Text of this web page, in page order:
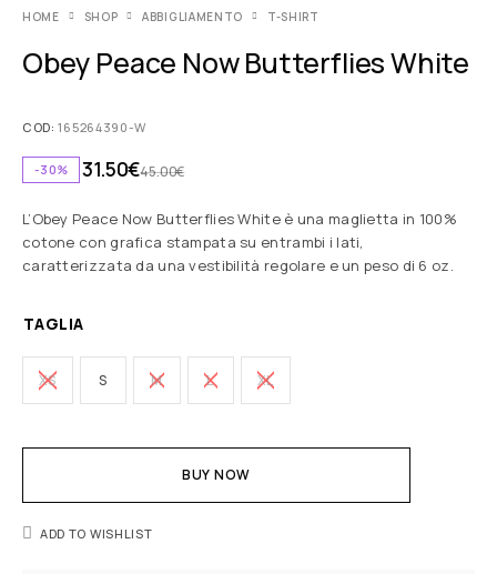
HOME SHOP ABBIGLIAMENTO T-SHIRT
Obey Peace Now Butterflies White
COD:165264390-W
-30% 45.00€
31.50€
L’Obey Peace Now Butterflies White è una maglietta in 100%
cotone con grafica stampata su entrambi i lati,
caratterizzata da una vestibilità regolare e un peso di 6 oz.
TAGLIA
XS S M L XL
BUY NOW
ADD TO WISHLIST